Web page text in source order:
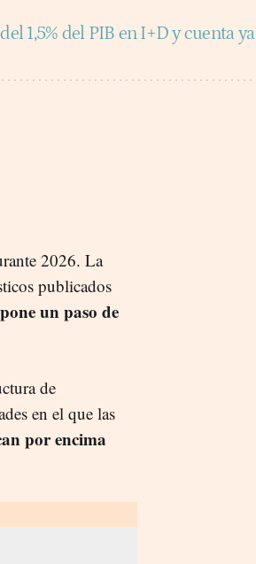
1,5% del PIB en I+D y cuenta ya
2026. La
publicados
un paso de
de
en el que las
por encima